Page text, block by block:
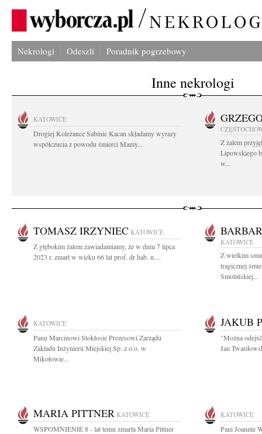
Nekrologi Odeszli Poradnik pogrzebowy
Inne nekrologi
KATOWICE
Drogiej Koleżance Sabinie Kacan składamy wyrazy
współczucia z powodu śmierci Mamy...
Z żalem
Lipowskiego
w...
TOMASZ IRZYNIEC KATOWICE
Z głębokim żalem zawiadamiamy, że w dniu 7 lipca
2023 r. zmarł w wieku 66 lat prof. dr hab. n....
KATOWICE
Z wielkim
tragicznej
Smolińskiej...
KATOWICE
Panu Marcinowi Stokłosie Prezesowi Zarządu
Zakładu Inżynierii Miejskiej Sp. z o.o. w
Mikołowie...
JAKUB
"Można
Jan
MARIA PITTNER KATOWICE
WSPOMNIENIE 8 - lat temu zmarła Maria Pittner
KATOWICE
Pani Joannie